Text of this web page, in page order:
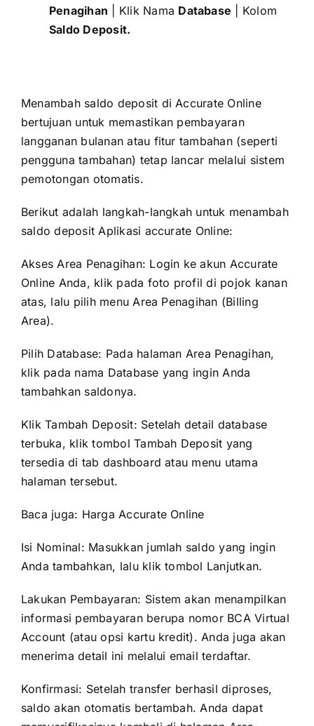
Penagihan | Klik Nama Database | Kolom
Saldo Deposit.
Menambah saldo deposit di Accurate Online
bertujuan untuk memastikan pembayaran
langganan bulanan atau fitur tambahan (seperti
pengguna tambahan) tetap lancar melalui sistem
pemotongan otomatis.
Berikut adalah langkah-langkah untuk menambah
saldo depositAplikasi accurate Online:
Akses Area Penagihan: Login ke akun Accurate
Online Anda, klik pada foto profil di pojok kanan
atas, lalu pilih menu Area Penagihan (Billing
Area).
Pilih Database: Pada halaman Area Penagihan,
klik pada nama Database yang ingin Anda
tambahkan saldonya.
Klik Tambah Deposit: Setelah detail database
terbuka, klik tombol Tambah Deposit yang
tersedia di tab dashboard atau menu utama
halaman tersebut.
Baca juga: Harga Accurate Online
Isi Nominal: Masukkan jumlah saldo yang ingin
Anda tambahkan, lalu klik tombol Lanjutkan.
Lakukan Pembayaran: Sistem akan menampilkan
informasi pembayaran berupa nomor BCA Virtual
Account (atau opsi kartu kredit). Anda juga akan
menerima detail ini melalui email terdaftar.
Konfirmasi: Setelah transfer berhasil diproses,
saldo akan otomatis bertambah. Anda dapat